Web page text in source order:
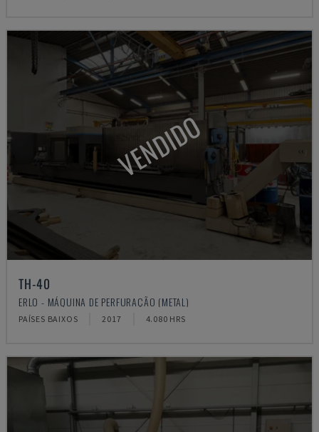
VENDIDO
TH-40
ERLO - MÁQUINA DE PERFURAÇÃO (METAL)
PAÍSES BAIXOS 2017 4.080 HRS